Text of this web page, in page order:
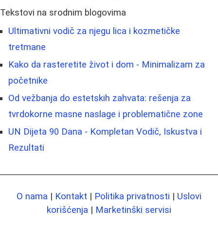
Tekstovi na srodnim blogovima
Ultimativni vodič za njegu lica i kozmetičke
tretmane
Kako da rasteretite život i dom - Minimalizam za
početnike
Od vežbanja do estetskih zahvata: rešenja za
tvrdokorne masne naslage i problematične zone
UN Dijeta 90 Dana - Kompletan Vodič, Iskustva i
Rezultati
O nama | Kontakt | Politika privatnosti | Uslovi
korišćenja | Marketinški servisi